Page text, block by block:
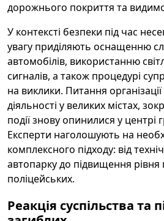
дорожнього покриття та
У контексті безпеки під час
увагу приділяють оснащенню
автомобілів, використанню
сигналів, а також процедурі
на виклики. Питання
діяльності у великих містах,
події знову опинилися у центрі
Експерти наголошують на
комплексного підходу: від
автопарку до підвищення рівня
поліцейських.
Реакція суспільства та